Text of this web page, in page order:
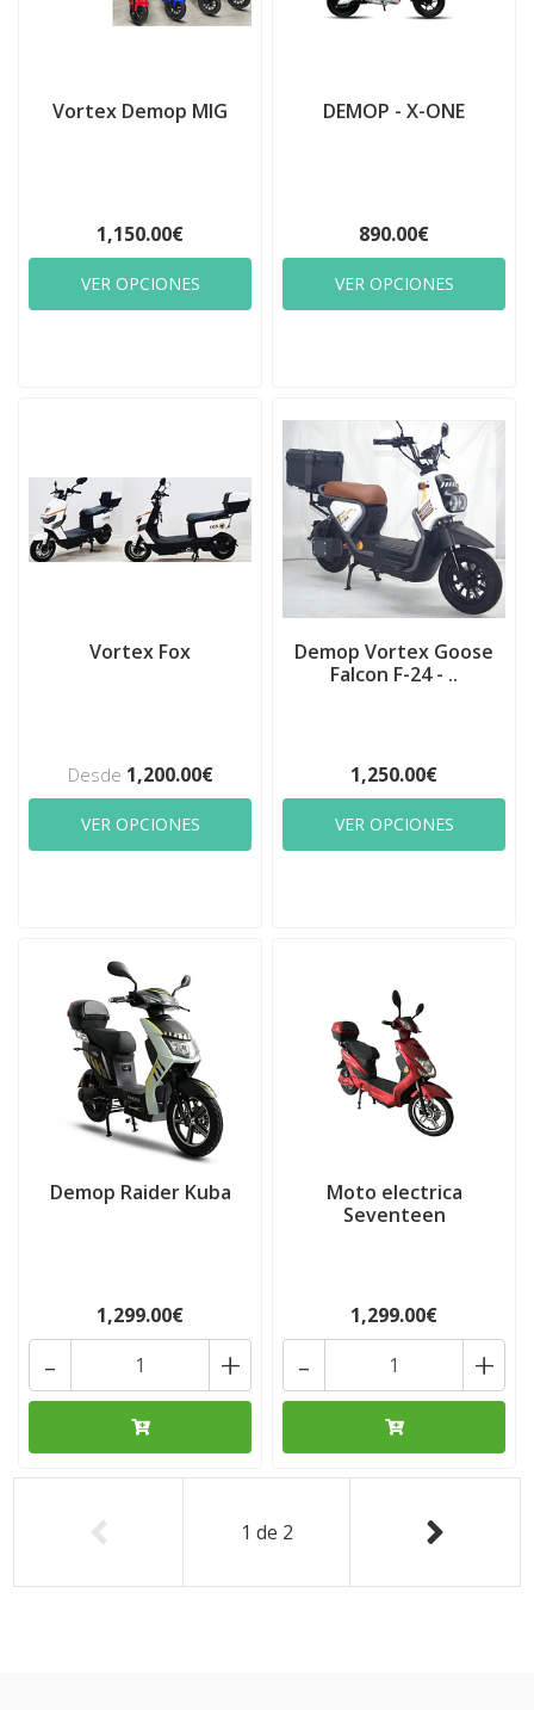
Vortex Demop MIG
1,150.00€
VER OPCIONES
DEMOP - X-ONE
890.00€
VER OPCIONES
Vortex Fox
Desde 1,200.00€
VER OPCIONES
Demop Vortex Goose
Falcon F-24 - ..
1,250.00€
VER OPCIONES
Demop Raider Kuba
1,299.00€
+
-
Moto electrica
Seventeen
1,299.00€
+
-
1 de 2